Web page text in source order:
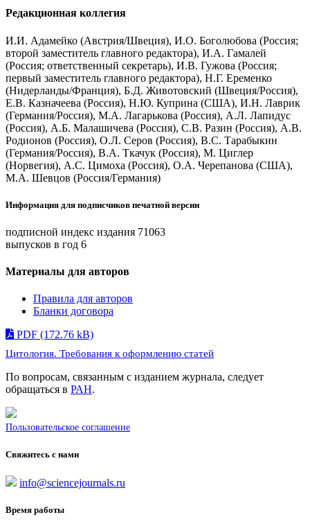
Редакционная коллегия
И.И. Адамейко (Австрия/Швеция), И.О. Боголюбова (Россия;
второй заместитель главного редактора), И.А. Гамалей
(Россия; ответственный секретарь), И.В. Гужова (Россия;
первый заместитель главного редактора), Н.Г. Еременко
(Нидерланды/Франция), Б.Д. Животовский (Швеция/Россия),
Е.В. Казначеева (Россия), Н.Ю. Куприна (США), И.Н. Лаврик
(Германия/Россия), М.А. Лагарькова (Россия), А.Л. Лапидус
(Россия), А.Б. Малашичева (Россия), С.В. Разин (Россия), А.В.
Родионов (Россия), О.Л. Серов (Россия), В.С. Тарабыкин
(Германия/Россия), В.А. Ткачук (Россия), М. Циглер
(Норвегия), А.С. Цимоха (Россия), О.А. Черепанова (США),
М.А. Шевцов (Россия/Германия)
Информация для подписчиков печатной версии
подписной индекс издания 71063
выпусков в год 6
Материалы для авторов
Правила для авторов
Бланки договора
PDF (172.76 kB)
Цитология. Требования к оформлению статей
По вопросам, связанным c изданием журнала, следует
обращаться в РАН.
Пользовательское соглашение
Свяжитесь с нами
info@sciencejournals.ru
Время работы